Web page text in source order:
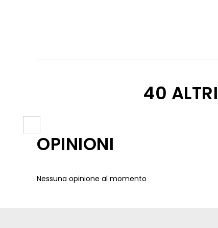
40
OPINIONI
Nessuna opinione al momento